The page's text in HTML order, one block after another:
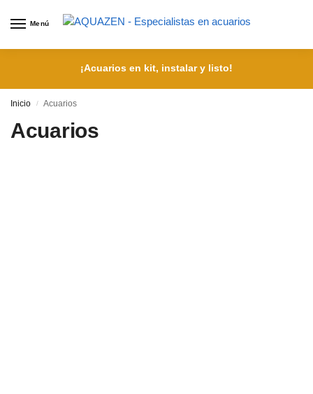
Menú
¡Acuarios en kit, instalar y listo!
Inicio / Acuarios
Acuarios